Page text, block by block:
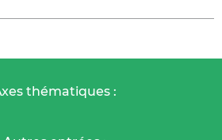
thématiques :